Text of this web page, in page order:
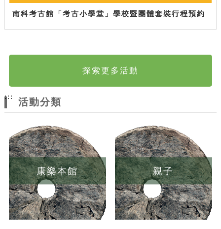
南科考古館「考古小學堂」學校暨團體套裝行程預約
探索更多活動
:::
活動分類
康樂本館 親子